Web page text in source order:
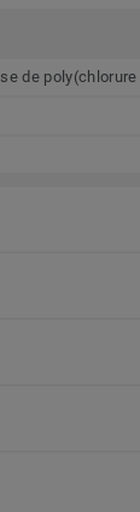
de